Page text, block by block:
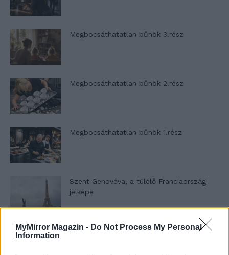
MyMirror Magazin - Do Not Process My Personal
Information
Megbocsáthatatlan bűnök 3.rész
Megbocsáthatatlan bűnök 2.rész
Megbocsáthatatlan bűnök 1.rész
Szent Genovéva, a túlélő Franciaország
jelképe
Minka 12. rész